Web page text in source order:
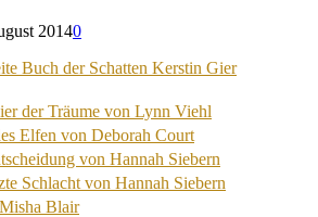
20140
Buch der Schatten Kerstin Gier
der Träume von Lynn Viehl
Elfen von Deborah Court
von Hannah Siebern
Schlacht von Hannah Siebern
Blair